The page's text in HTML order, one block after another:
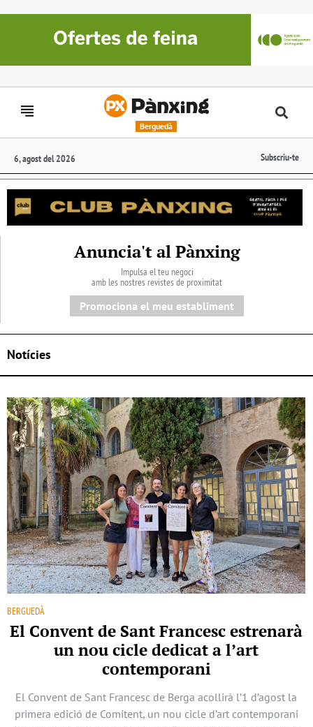
Berguedà
6, agost del 2026 Subscriu-te
Anuncia't al Pànxing
Impulsa el teu negoci
amb les nostres revistes de proximitat
Promociona el meu establiment
Notícies
BERGUEDÀ
El Convent de Sant Francesc estrenarà
un nou cicle dedicat a l’art
contemporani
El Convent de Sant Francesc de Berga acollirà l’1 d’agost la
primera edició de Comitent, un nou cicle d’art contemporani